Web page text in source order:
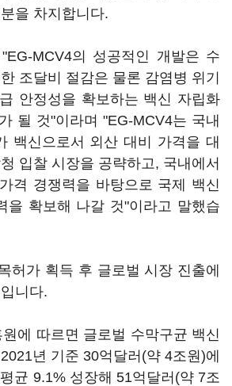
을 차지합니다.
MCV4의 성공적인 개발은 수
조달비 절감은 물론 감염병 위기
안정성을 확보하는 백신 자립화
될 것"이라며 "EG-MCV4는 국내
백신으로서 외산 대비 가격을 대
입찰 시장을 공략하고, 국내에서
격 경쟁력을 바탕으로 국제 백신
을 확보해 나갈 것"이라고 말했습
허가 획득 후 글로벌 시장 진출에
니다.
에 따르면 글로벌 수막구균 백신
년 기준 30억달러(약 4조원)에
균 9.1% 성장해 51억달러(약 7조